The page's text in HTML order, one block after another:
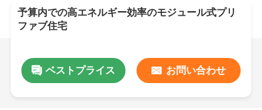
予算内での高エネルギー効率のモジュール式プリ
ファブ住宅
ベストプライス お問い合わせ